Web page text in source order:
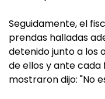
Seguidamente, el
prendas halladas
detenido junto a los
de ellos y ante cada
mostraron dijo: "No